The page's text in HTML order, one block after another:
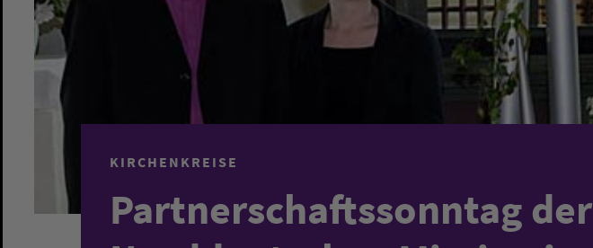
KIRCHENKREISE
Partnerschaftssonntag der